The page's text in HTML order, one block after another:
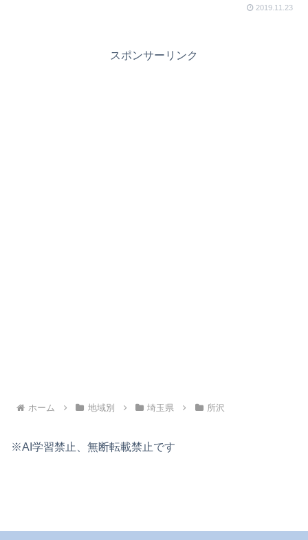
2019.11.23
スポンサーリンク
ホーム 地域別 埼玉県 所沢
※AI学習禁止、無断転載禁止です